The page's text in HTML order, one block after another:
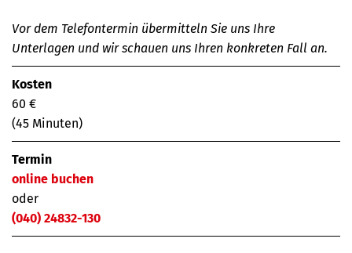
Vor dem Telefontermin übermitteln Sie uns Ihre
Unterlagen und wir schauen uns Ihren konkreten Fall an.
Kosten
60 €
(45 Minuten)
Termin
online buchen
oder
(040) 24832-130